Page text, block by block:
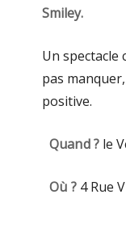
Smiley.
Un spectacle
pas
positive.
Quand ?le
Où ?4 Rue